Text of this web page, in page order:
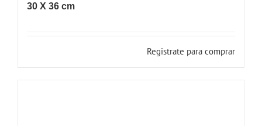
30 X 36 cm
Registrate para comprar